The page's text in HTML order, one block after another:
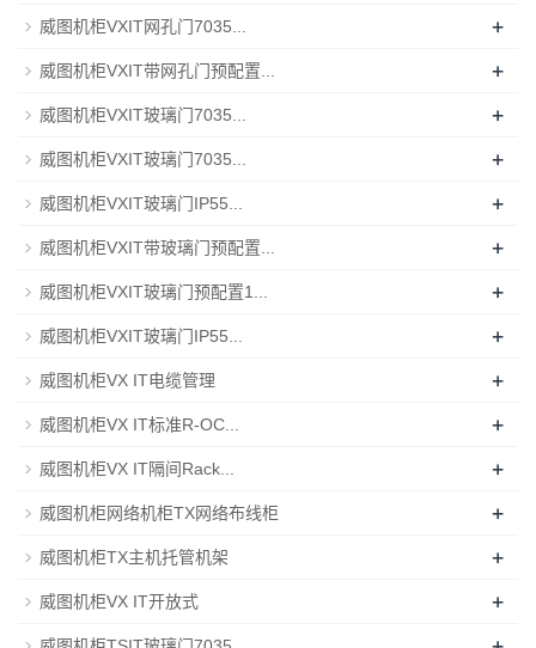
威图机柜VXIT网孔门7035... +
威图机柜VXIT带网孔门预配置... +
威图机柜VXIT玻璃门7035... +
威图机柜VXIT玻璃门7035... +
威图机柜VXIT玻璃门IP55... +
威图机柜VXIT带玻璃门预配置... +
威图机柜VXIT玻璃门预配置1... +
威图机柜VXIT玻璃门IP55... +
威图机柜VX IT电缆管理 +
威图机柜VX IT标准R-OC... +
威图机柜VX IT隔间Rack... +
威图机柜网络机柜TX网络布线柜 +
威图机柜TX主机托管机架 +
威图机柜VX IT开放式 +